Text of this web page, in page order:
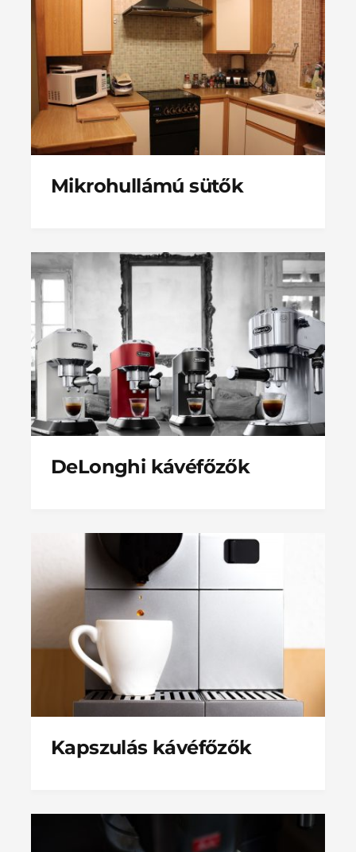
Mikrohullámú sütők
DeLonghi kávéfőzők
Kapszulás kávéfőzők